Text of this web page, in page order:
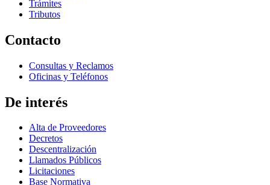
Trámites
Tributos
Contacto
Consultas y Reclamos
Oficinas y Teléfonos
De interés
Alta de Proveedores
Decretos
Descentralización
Llamados Públicos
Licitaciones
Base Normativa